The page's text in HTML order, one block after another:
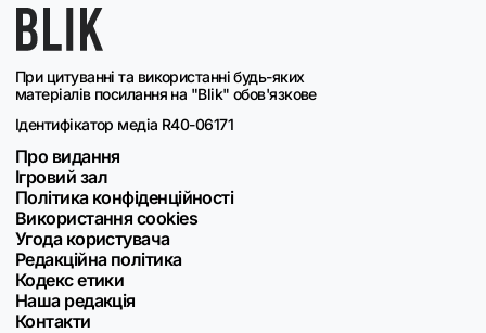
При цитуванні та використанні будь-яких
матеріалів посилання на "Blik" обов'язкове
Ідентифікатор медіа R40-06171
Про видання
Ігровий зал
Політика конфіденційності
Використання cookies
Угода користувача
Редакційна політика
Кодекс етики
Наша редакція
Контакти